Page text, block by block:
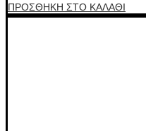
ΠΡΟΣΘΉΚΗ ΣΤΟ ΚΑΛΆΘΙ